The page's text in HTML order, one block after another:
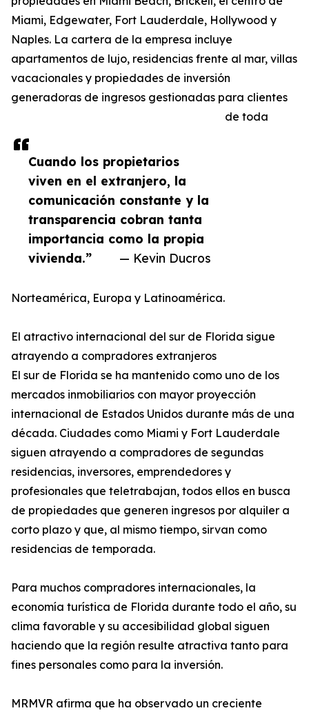
Cuando los propietarios
viven en el extranjero, la
comunicación constante y la
transparencia cobran tanta
importancia como la propia
vivienda.”
— Kevin Ducros
Miami, Edgewater, Fort Lauderdale, Hollywood y
Naples. La cartera de la empresa incluye
apartamentos de lujo, residencias frente al mar, villas
vacacionales y propiedades de inversión
generadoras de ingresos gestionadas para clientes
de toda
Norteamérica, Europa y Latinoamérica.
El atractivo internacional del sur de Florida sigue
atrayendo a compradores extranjeros
El sur de Florida se ha mantenido como uno de los
mercados inmobiliarios con mayor proyección
internacional de Estados Unidos durante más de una
década. Ciudades como Miami y Fort Lauderdale
siguen atrayendo a compradores de segundas
residencias, inversores, emprendedores y
profesionales que teletrabajan, todos ellos en busca
de propiedades que generen ingresos por alquiler a
corto plazo y que, al mismo tiempo, sirvan como
residencias de temporada.
Para muchos compradores internacionales, la
economía turística de Florida durante todo el año, su
clima favorable y su accesibilidad global siguen
haciendo que la región resulte atractiva tanto para
fines personales como para la inversión.
MRMVR afirma que ha observado un creciente